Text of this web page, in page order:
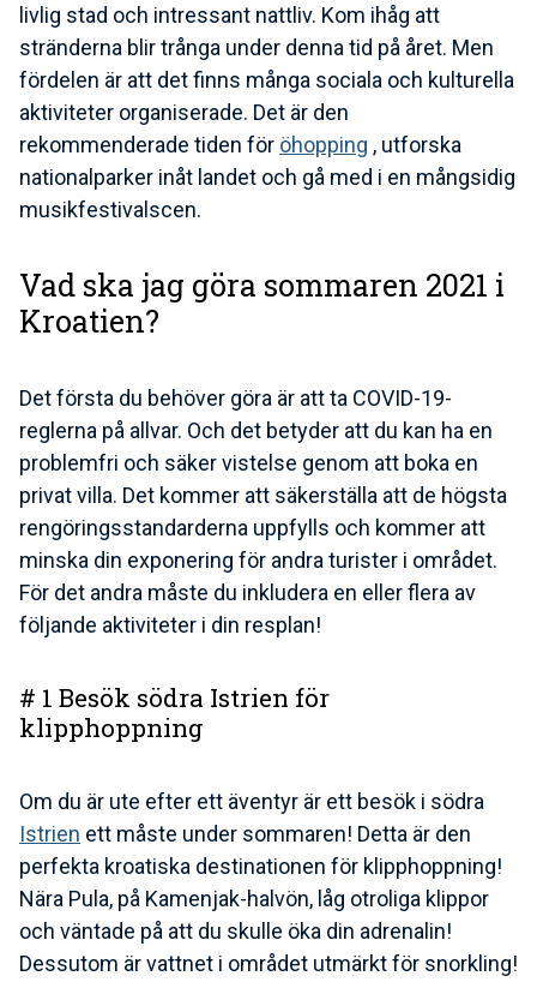
livlig stad och intressant nattliv. Kom ihåg att
stränderna blir trånga under denna tid på året. Men
fördelen är att det finns många sociala och kulturella
aktiviteter organiserade. Det är den
rekommenderade tiden för öhopping , utforska
nationalparker inåt landet och gå med i en mångsidig
musikfestivalscen.
Vad ska jag göra sommaren 2021 i
Kroatien?
Det första du behöver göra är att ta COVID-19-
reglerna på allvar. Och det betyder att du kan ha en
problemfri och säker vistelse genom att boka en
privat villa. Det kommer att säkerställa att de högsta
rengöringsstandarderna uppfylls och kommer att
minska din exponering för andra turister i området.
För det andra måste du inkludera en eller flera av
följande aktiviteter i din resplan!
# 1 Besök södra Istrien för
klipphoppning
Om du är ute efter ett äventyr är ett besök i södra
Istrien ett måste under sommaren! Detta är den
perfekta kroatiska destinationen för klipphoppning!
Nära Pula, på Kamenjak-halvön, låg otroliga klippor
och väntade på att du skulle öka din adrenalin!
Dessutom är vattnet i området utmärkt för snorkling!